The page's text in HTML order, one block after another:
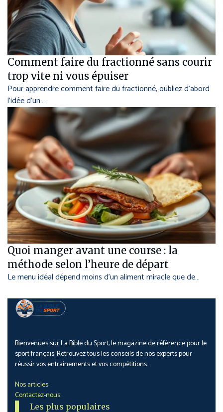
Comment faire du fractionné sans courir
trop vite ni vous épuiser
Pour apprendre comment faire du fractionné, oubliez d’abord
l’idée d’un…
Quoi manger avant une course : la
méthode selon l’heure de départ
Le menu idéal dépend moins d’un aliment miracle que de…
Bienvenues sur La Bible du Sport, le magazine de référence pour le
sport français. Retrouvez tous les conseils de nos experts pour
réussir vos entrainements et vos compétitions.
Nos articles
Contactez-nous
Les plus populaires